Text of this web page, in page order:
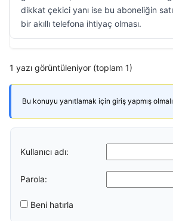
dikkat çekici yanı ise bu aboneliğin
bir akıllı telefona ihtiyaç olması.
1 yazı görüntüleniyor (toplam 1)
Bu konuyu yanıtlamak için giriş yapmış
Kullanıcı adı:
Parola:
Beni hatırla